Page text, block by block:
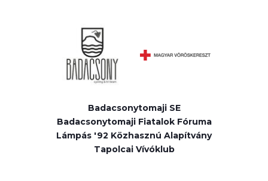
Badacsonytomaji SE
Badacsonytomaji Fiatalok Fóruma
Lámpás '92 Közhasznú Alapítvány
Tapolcai Vívóklub